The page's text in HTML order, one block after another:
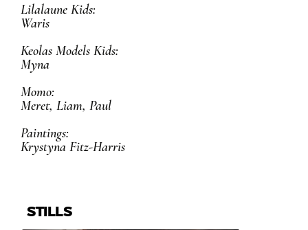
STILLS
Lilalaune Kids:
Waris
Keolas Models Kids:
Myna
Momo:
Meret, Liam, Paul
Paintings:
Krystyna Fitz-Harris